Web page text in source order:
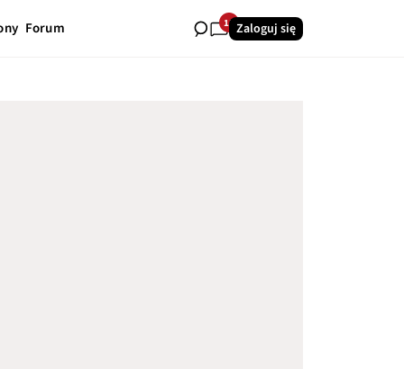
Forum 11Zaloguj się